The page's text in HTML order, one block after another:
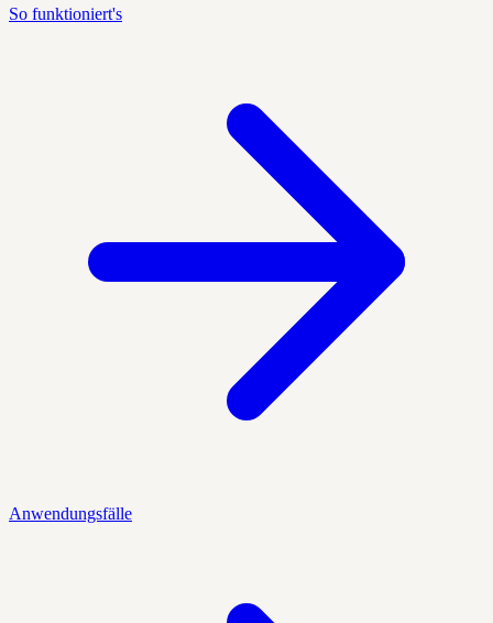
So funktioniert's
Anwendungsfälle